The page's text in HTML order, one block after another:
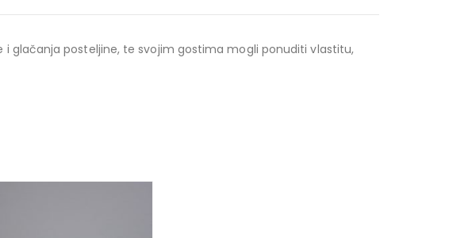
glačanja posteljine, te svojim gostima mogli ponuditi vlastitu,